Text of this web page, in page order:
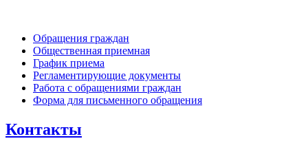
Обращения граждан
Общественная приемная
График приема
Регламентирующие документы
Работа с обращениями граждан
Форма для письменного обращения
Контакты